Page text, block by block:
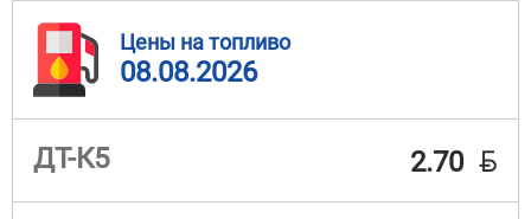
Цены на топливо
08.08.2026
ДТ-К5 2.70 BYN